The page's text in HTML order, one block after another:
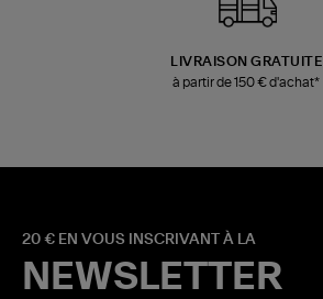
LIVRAISON GRATUITE
à partir de 150 € d'achat*
20 € EN VOUS INSCRIVANT À LA
NEWSLETTER